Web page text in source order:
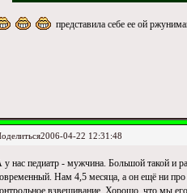
представила себе ее ой
2006-04-22 12:31:48
у нас педиатр - мужчина. Большой такой и
Нам 4,5 месяца, а он ещё ни про